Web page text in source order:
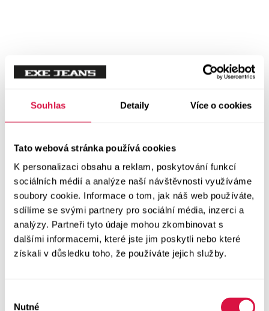
Souhlas Detaily Více o cookies
Tato webová stránka používá cookies
K personalizaci obsahu a reklam, poskytování funkcí
sociálních médií a analýze naší návštěvnosti využíváme
soubory cookie. Informace o tom, jak náš web používáte,
sdílíme se svými partnery pro sociální média, inzerci a
analýzy. Partneři tyto údaje mohou zkombinovat s
dalšími informacemi, které jste jim poskytli nebo které
získali v důsledku toho, že používáte jejich služby.
Nutné